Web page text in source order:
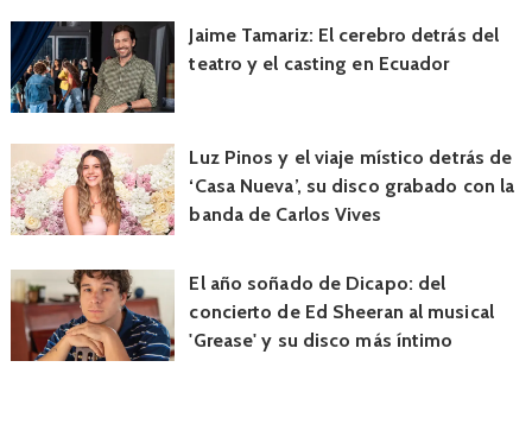
Jaime Tamariz: El cerebro detrás del
teatro y el casting en Ecuador
Luz Pinos y el viaje místico detrás de
‘Casa Nueva’, su disco grabado con la
banda de Carlos Vives
El año soñado de Dicapo: del
concierto de Ed Sheeran al musical
'Grease' y su disco más íntimo